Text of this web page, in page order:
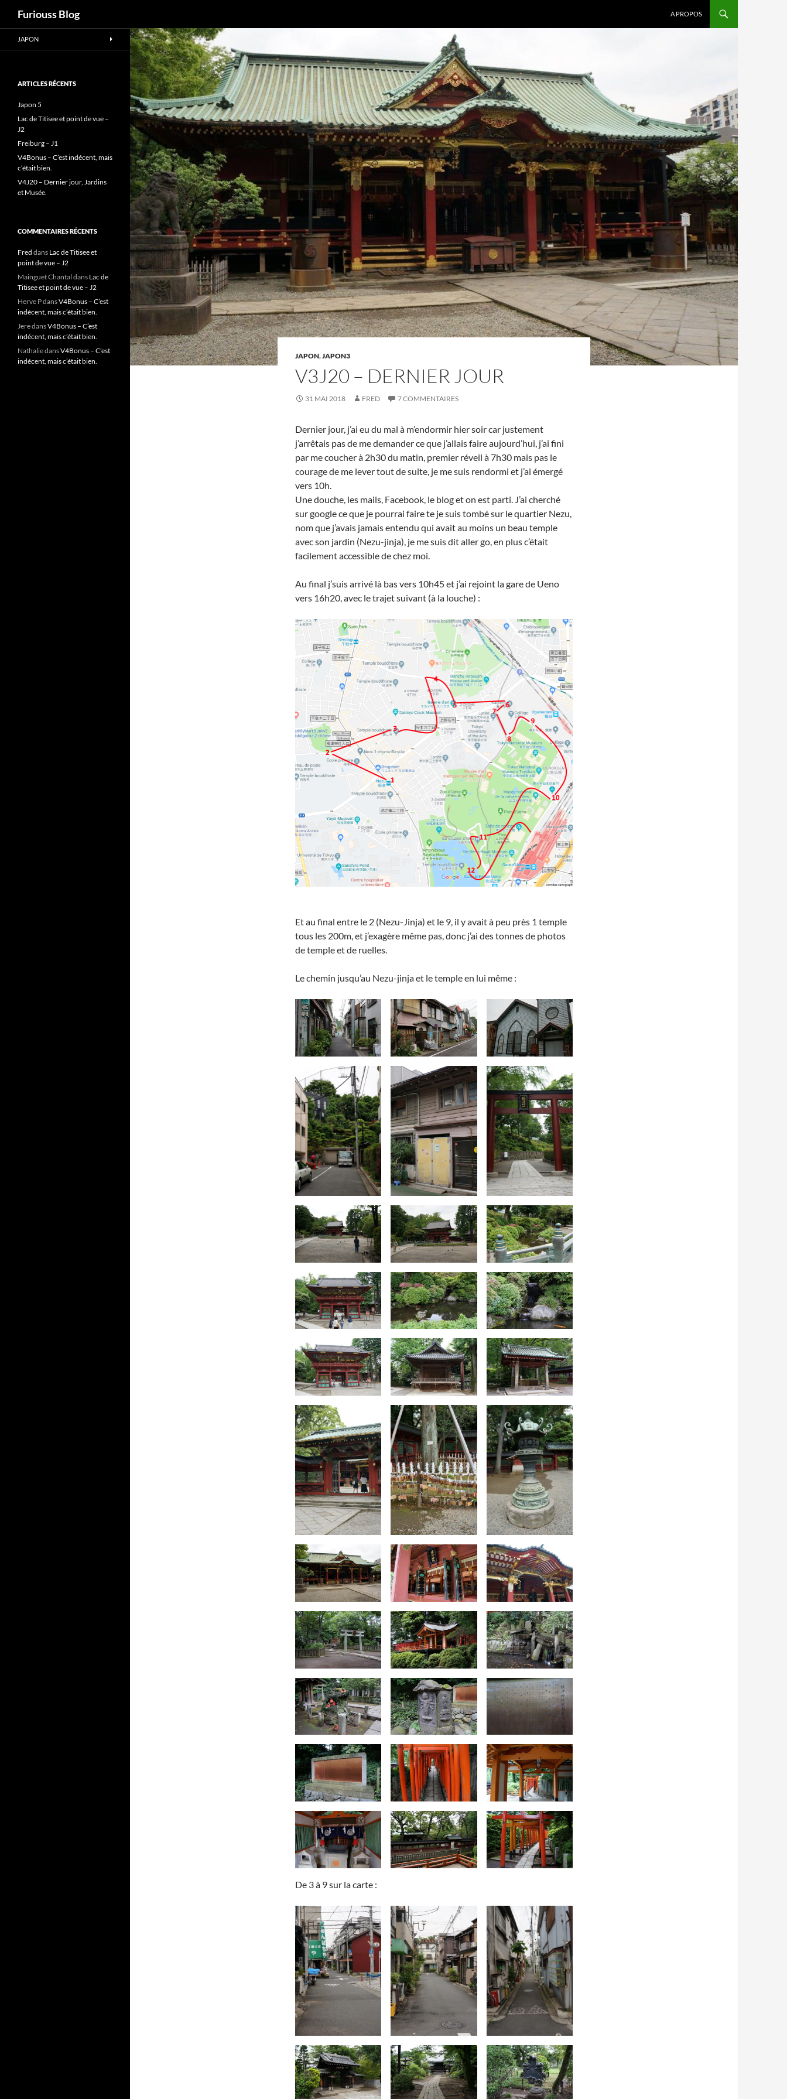
au
Furiouss Blog A PROPOS
JAPON,JAPON3
V3J20 – DERNIER JOUR
31 MAI 2018 FRED 7 COMMENTAIRES
Dernier jour, j’ai eu du mal à m’endormir hier soir car justement
j’arrêtais pas de me demander ce que j’allais faire aujourd’hui, j’ai fini
par me coucher à 2h30 du matin, premier réveil à 7h30 mais pas le
courage de me lever tout de suite, je me suis rendormi et j’ai émergé
vers 10h.
Une douche, les mails, Facebook, le blog et on est parti. J’ai cherché
sur google ce que je pourrai faire te je suis tombé sur le quartier Nezu,
nom que j’avais jamais entendu qui avait au moins un beau temple
avec son jardin (Nezu-jinja), je me suis dit aller go, en plus c’était
facilement accessible de chez moi.
Au final j’suis arrivé là bas vers 10h45 et j’ai rejoint la gare de Ueno
vers 16h20, avec le trajet suivant (à la louche) :
Et au final entre le 2 (Nezu-Jinja) et le 9, il y avait à peu près 1 temple
tous les 200m, et j’exagère même pas, donc j’ai des tonnes de photos
de temple et de ruelles.
Le chemin jusqu’au Nezu-jinja et le temple en lui même :
De 3 à 9 sur la carte :
JAPON
ARTICLES RÉCENTS
Japon 5
Lac de Titisee et point de vue –
J2
Freiburg – J1
V4Bonus – C’est indécent, mais
c’était bien.
V4J20 – Dernier jour, Jardins
et Musée.
COMMENTAIRES RÉCENTS
Fred dans Lac de Titisee et
point de vue – J2
Mainguet Chantal dans Lac de
Titisee et point de vue – J2
Herve PdansV4Bonus – C’est
indécent, mais c’était bien.
JeredansV4Bonus – C’est
indécent, mais c’était bien.
NathaliedansV4Bonus – C’est
indécent, mais c’était bien.